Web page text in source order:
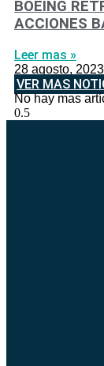
BOEING
ACCIONES
Leer mas »
28 agosto, 2023
VER MAS
No hay mas